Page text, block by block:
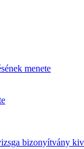
menete
bizonyítvány